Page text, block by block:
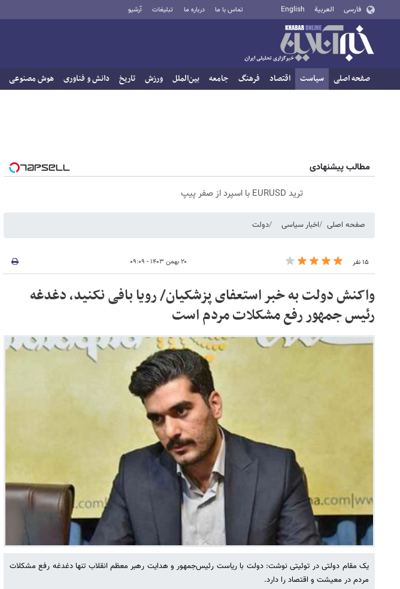
فارسی العربية English تماس با ما درباره ما تبلیغات آرشیو
صفحه اصلی سیاست اقتصاد فرهنگ جامعه بین‌الملل ورزش تاریخ دانش و فناوری هوش مصنوعی
مطالب پیشنهادی
ترید EURUSD با اسپرد از صفر پیپ
صفحه اصلی اخبار سیاسی دولت
۱۵ نفر ۲۰ بهمن ۱۴۰۳ - ۰۹:۰۹
واکنش دولت به خبر استعفای پزشکیان/ رویا بافی نکنید، دغدغه
رئیس جمهور رفع مشکلات مردم است
یک مقام دولتی در توئیتی نوشت: ‏دولت با ریاست رئیس‌جمهور و هدایت رهبر معظم انقلاب تنها دغدغه رفع مشکلات
مردم در معیشت و اقتصاد را دارد.